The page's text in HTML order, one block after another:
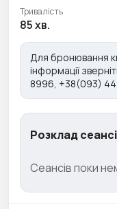
Тривалість
85 хв.
Для бронювання
інформації
8996, +38(093)
Розклад
Сеансів поки